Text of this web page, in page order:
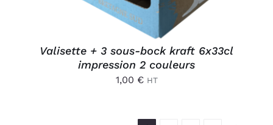
Valisette + 3 sous-bock kraft 6x33cl
impression 2 couleurs
1,00 € HT